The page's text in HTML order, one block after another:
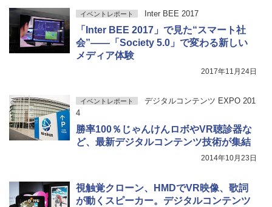
イベントレポート Inter BEE 2017
「Inter BEE 2017」で見た“スマート社
会”――「Society 5.0」で変わる新しい
メディア体験
2017年11月24日
イベントレポート
デジタルコンテンツ EXPO 201
4
勝率100％じゃんけんロボやVR聴診器な
ど、最新デジタルコンテンツ技術が集結
2014年10月23日
視触覚クローン、HMDでVR映像、歌詞
が動くスピーカー。デジタルコンテンツ